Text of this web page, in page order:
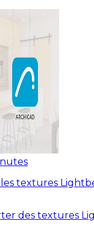
textures
des textures